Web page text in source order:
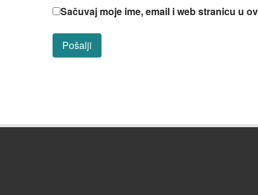
Sačuvaj moje ime, email i web stranicu u